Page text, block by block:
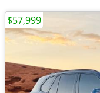
$57,999